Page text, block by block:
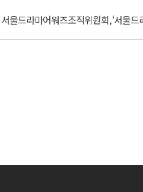
울드라마어워즈조직위원회, ‘서울